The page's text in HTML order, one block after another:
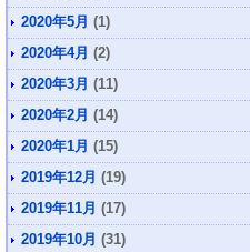
2020年5月 (1)
2020年4月 (2)
2020年3月 (11)
2020年2月 (14)
2020年1月 (15)
2019年12月 (19)
2019年11月 (17)
2019年10月 (31)